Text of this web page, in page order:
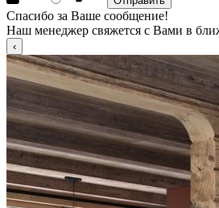
Спасибо за Ваше сообщение!
Наш менеджер свяжется с Вами в